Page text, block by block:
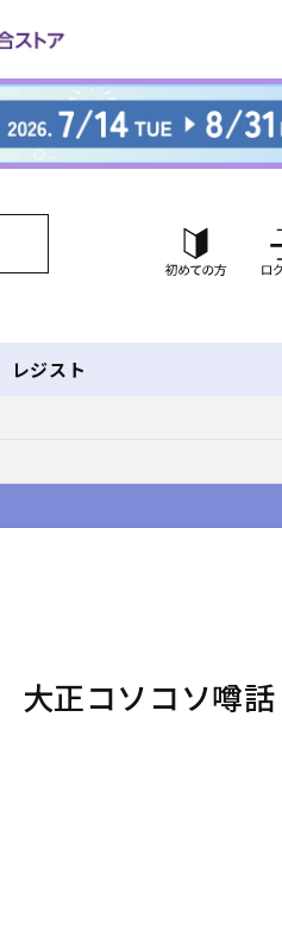
レジスト
正コソコソ噂話